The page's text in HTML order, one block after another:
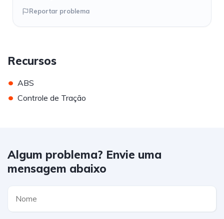
Reportar problema
Recursos
• ABS
• Controle de Tração
Algum problema? Envie uma
mensagem abaixo